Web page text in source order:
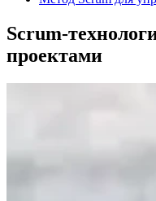
Scrum-
проектами